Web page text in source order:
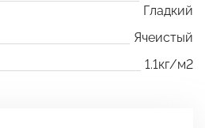
Гладкий
Ячеистый
1.1кг/м2